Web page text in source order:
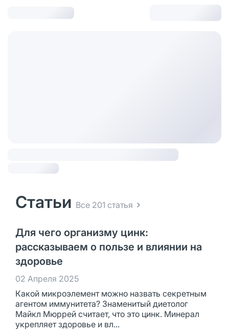
Статьи Все 201 статья
Для чего организму цинк:
рассказываем о пользе и влиянии на
здоровье
02 Апреля 2025
Какой микроэлемент можно назвать секретным
агентом иммунитета? Знаменитый диетолог
Майкл Мюррей считает, что это цинк. Минерал
укрепляет здоровье и вл...